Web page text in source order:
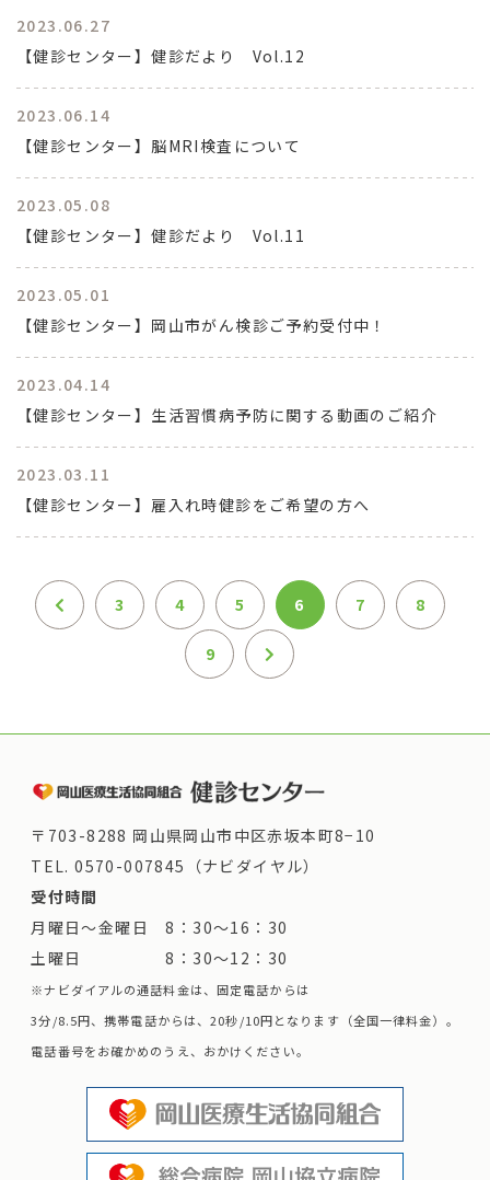
2023.06.27
【健診センター】健診だより Vol.12
2023.06.14
【健診センター】脳MRI検査について
2023.05.08
【健診センター】健診だより Vol.11
2023.05.01
【健診センター】岡山市がん検診ご予約受付中！
2023.04.14
【健診センター】生活習慣病予防に関する動画のご紹介
2023.03.11
【健診センター】雇入れ時健診をご希望の方へ
3 4 5 6 7 8
9
〒703-8288 岡山県岡山市中区赤坂本町8−10
TEL.0570-007845（ナビダイヤル）
受付時間
月曜日～金曜日 8：30～16：30
土曜日 8：30～12：30
※ナビダイアルの通話料金は、固定電話からは
3分/8.5円、携帯電話からは、20秒/10円となります（全国一律料金）。
電話番号をお確かめのうえ、おかけください。